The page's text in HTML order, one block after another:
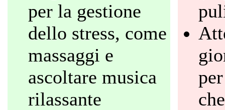
per la gestione
dello stress, come
massaggi e
ascoltare musica
rilassante